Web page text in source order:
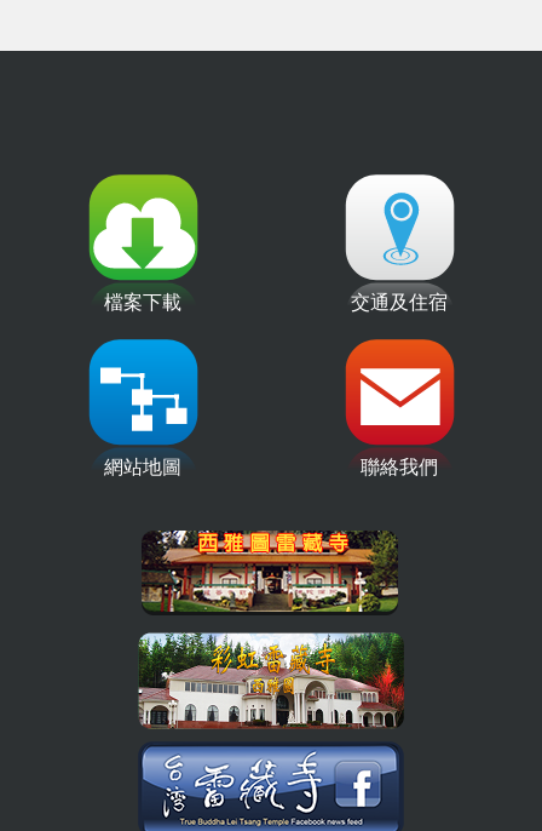
檔案下載 交通及住宿
網站地圖 聯絡我們